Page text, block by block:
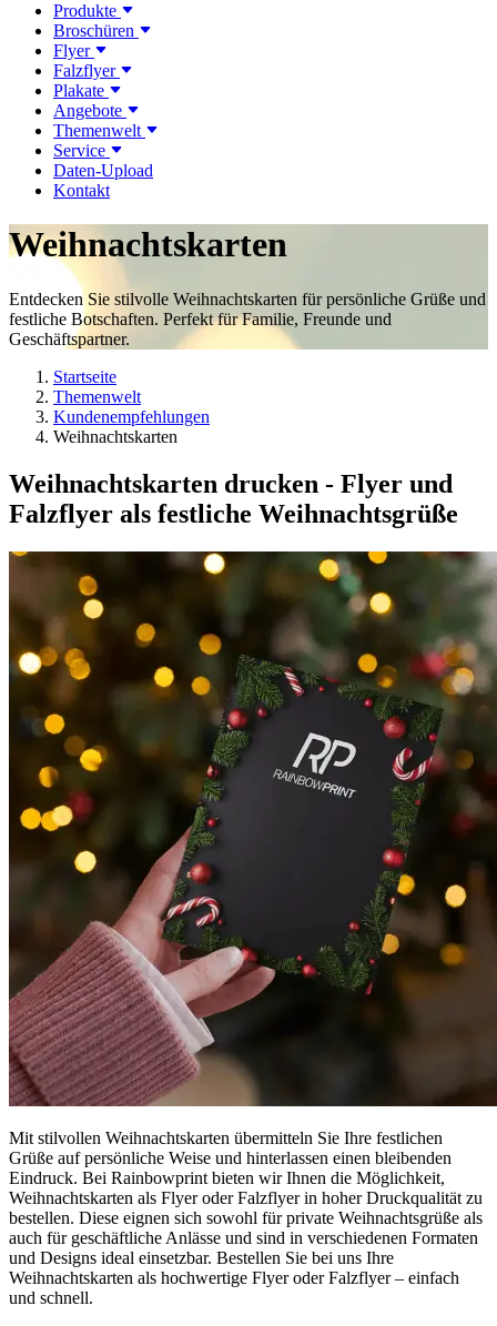
Produkte
Broschüren
Flyer
Falzflyer
Plakate
Angebote
Themenwelt
Service
Daten-Upload
Kontakt
Weihnachtskarten
Entdecken Sie stilvolle Weihnachtskarten für persönliche Grüße und
festliche Botschaften. Perfekt für Familie, Freunde und
Geschäftspartner.
Startseite
Themenwelt
Kundenempfehlungen
Weihnachtskarten
Weihnachtskarten drucken - Flyer und
Falzflyer als festliche Weihnachtsgrüße
Mit stilvollen Weihnachtskarten übermitteln Sie Ihre festlichen
Grüße auf persönliche Weise und hinterlassen einen bleibenden
Eindruck. Bei Rainbowprint bieten wir Ihnen die Möglichkeit,
Weihnachtskarten als Flyer oder Falzflyer in hoher Druckqualität zu
bestellen. Diese eignen sich sowohl für private Weihnachtsgrüße als
auch für geschäftliche Anlässe und sind in verschiedenen Formaten
und Designs ideal einsetzbar. Bestellen Sie bei uns Ihre
Weihnachtskarten als hochwertige Flyer oder Falzflyer – einfach
und schnell.